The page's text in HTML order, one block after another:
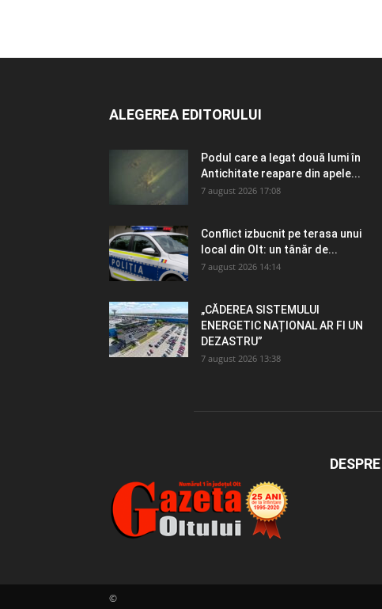
ALEGEREA EDITORULUI
Podul care a legat două lumi în
Antichitate reapare din apele...
7 august 2026 17:08
Conflict izbucnit pe terasa unui
local din Olt: un tânăr de...
7 august 2026 14:14
„CĂDEREA SISTEMULUI
ENERGETIC NAȚIONAL AR FI UN
DEZASTRU”
7 august 2026 13:38
©